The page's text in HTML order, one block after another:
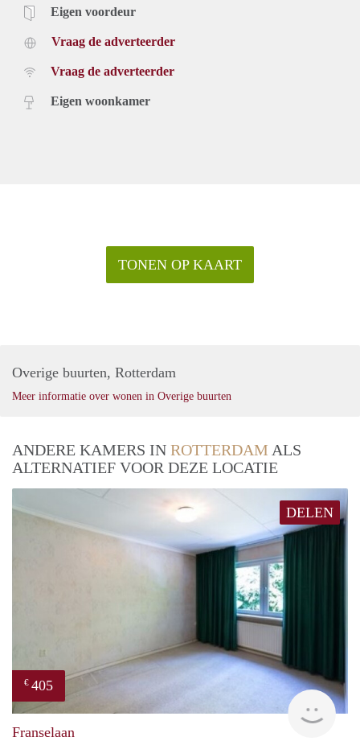
Eigen voordeur
Vraag de adverteerder
Vraag de adverteerder
Eigen woonkamer
TONEN OP KAART
Overige buurten, Rotterdam
Meer informatie over wonen in Overige buurten
ANDERE KAMERS IN ROTTERDAM ALS
ALTERNATIEF VOOR DEZE LOCATIE
DELEN
€ 405
Franselaan